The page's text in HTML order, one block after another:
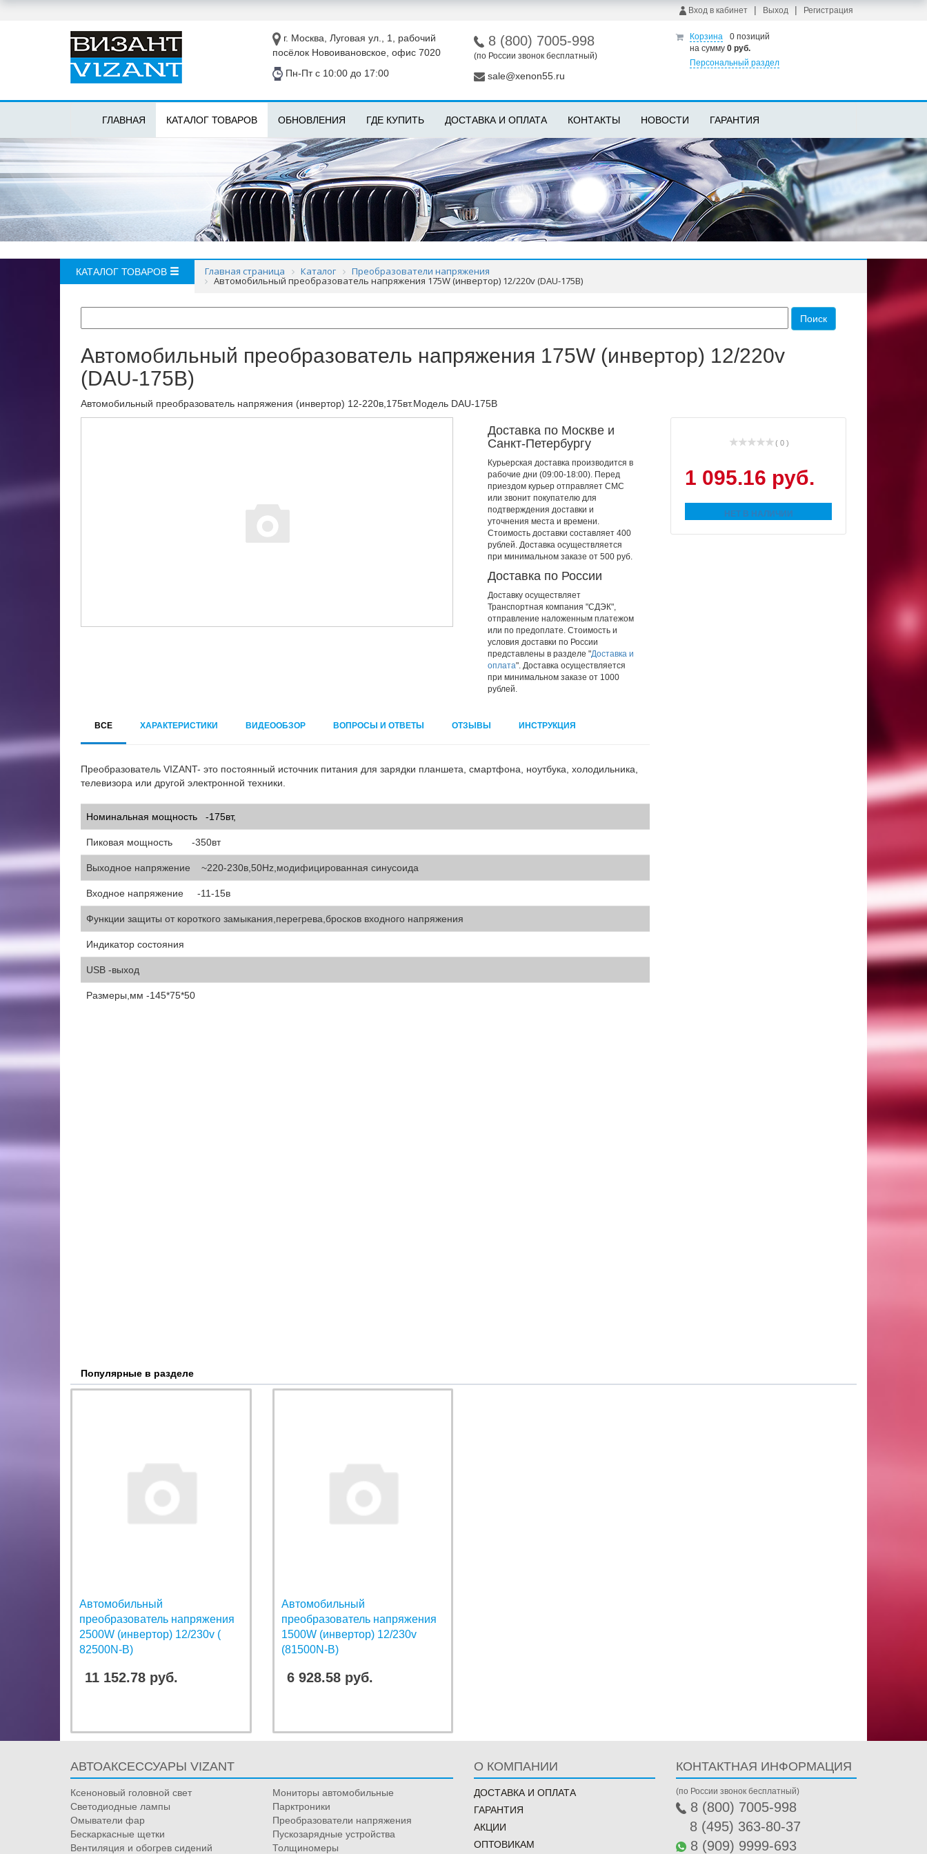
Вход в кабинет | Выход | Регистрация
г. Москва, Луговая ул., 1, рабочий
посёлок Новоивановское, офис 7020
Пн-Пт с 10:00 до 17:00
8 (800) 7005-998
(по России звонок бесплатный)
sale@xenon55.ru
Корзина
0 позиций
на сумму 0 руб.
Персональный раздел
ГЛАВНАЯ КАТАЛОГ ТОВАРОВ ОБНОВЛЕНИЯ ГДЕ КУПИТЬ ДОСТАВКА И ОПЛАТА КОНТАКТЫ НОВОСТИ ГАРАНТИЯ
КАТАЛОГ ТОВАРОВ Главная страница Каталог Преобразователи напряжения
Автомобильный преобразователь напряжения 175W (инвертор) 12/220v (DAU-175B)
Автомобильный преобразователь напряжения 175W (инвертор) 12/220v
(DAU-175B)
Автомобильный преобразователь напряжения (инвертор) 12-220в,175вт.Модель DAU-175B
Доставка по Москве и
Санкт-Петербургу
Курьерская доставка производится в
рабочие дни (09:00-18:00). Перед
приездом курьер отправляет СМС
или звонит покупателю для
подтверждения доставки и
уточнения места и времени.
Стоимость доставки составляет 400
рублей. Доставка осуществляется
при минимальном заказе от 500 руб.
Доставка по России
Доставку осуществляет
Транспортная компания "СДЭК",
отправление наложенным платежом
или по предоплате. Стоимость и
условия доставки по России
представлены в разделе "Доставка и
оплата". Доставка осуществляется
при минимальном заказе от 1000
рублей.
( 0 )
1 095.16 руб.
НЕТ В НАЛИЧИИ
ВСЕ ХАРАКТЕРИСТИКИ ВИДЕООБЗОР ВОПРОСЫ И ОТВЕТЫ ОТЗЫВЫ ИНСТРУКЦИЯ
Преобразователь VIZANT- это постоянный источник питания для зарядки планшета, смартфона, ноутбука, холодильника,
телевизора или другой электронной техники.
Номинальная мощность -175вт,
Пиковая мощность -350вт
Выходное напряжение ~220-230в,50Hz,модифицированная синусоида
Входное напряжение -11-15в
Функции защиты от короткого замыкания,перегрева,бросков входного напряжения
Индикатор состояния
USB -выход
Размеры,мм -145*75*50
Популярные в разделе
Автомобильный
преобразователь напряжения
2500W (инвертор) 12/230v (
82500N-B)
11 152.78 руб.
Автомобильный
преобразователь напряжения
1500W (инвертор) 12/230v
(81500N-B)
6 928.58 руб.
АВТОАКСЕССУАРЫ VIZANT
Ксеноновый головной свет
Светодиодные лампы
Омыватели фар
Бескаркасные щетки
Вентиляция и обогрев сидений
Мониторы автомобильные
Парктроники
Преобразователи напряжения
Пускозарядные устройства
Толщиномеры
О КОМПАНИИ
ДОСТАВКА И ОПЛАТА
ГАРАНТИЯ
АКЦИИ
ОПТОВИКАМ
КОНТАКТНАЯ ИНФОРМАЦИЯ
(по России звонок бесплатный)
8 (800) 7005-998
8 (495) 363-80-37
8 (909) 9999-693